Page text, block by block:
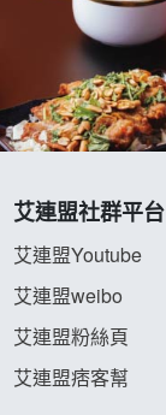
艾連盟社群平台
艾連盟Youtube
艾連盟weibo
艾連盟粉絲頁
艾連盟痞客幫